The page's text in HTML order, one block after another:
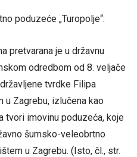
poduzeće „Turopolje“:
pretvarana je u državnu
odredbom od 8. veljače
tvrdke Filipa
u Zagrebu, izlučena kao
tvori imovinu poduzeća, koje
šumsko-veleobrtno
u Zagrebu. (Isto, čl., str.